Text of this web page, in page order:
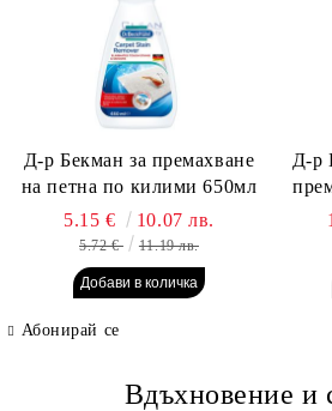
Д-р Бекман за премахване
на петна по килими 650мл
5.15 € 10.07 лв.
5.72 € 11.19 лв.
Д-р
Абонирай се
Вдъхновение и